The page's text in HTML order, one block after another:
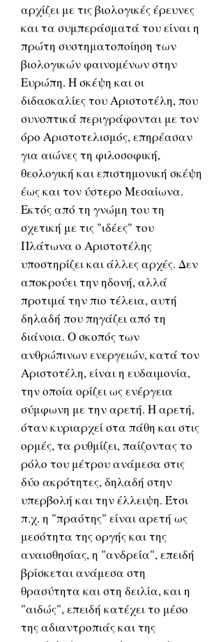
αρχίζει με τις βιολογικές έρευνες
και τα συμπεράσματά του είναι η
πρώτη συστηματοποίηση των
βιολογικών φαινομένων στην
Ευρώπη. Η σκέψη και οι
διδασκαλίες του Αριστοτέλη, που
συνοπτικά περιγράφονται με τον
όρο Αριστοτελισμός, επηρέασαν
για αιώνες τη φιλοσοφική,
θεολογική και επιστημονική σκέψη
έως και τον ύστερο Μεσαίωνα.
Εκτός από τη γνώμη του τη
σχετική με τις "ιδέες" του
Πλάτωνα ο Αριστοτέλης
υποστηρίζει και άλλες αρχές. Δεν
αποκρούει την ηδονή, αλλά
προτιμά την πιο τέλεια, αυτή
δηλαδή που πηγάζει από τη
διάνοια. Ο σκοπός των
ανθρώπινων ενεργειών, κατά τον
Αριστοτέλη, είναι η ευδαιμονία,
την οποία ορίζει ως ενέργεια
σύμφωνη με την αρετή. Η αρετή,
όταν κυριαρχεί στα πάθη και στις
ορμές, τα ρυθμίζει, παίζοντας το
ρόλο του μέτρου ανάμεσα στις
δύο ακρότητες, δηλαδή στην
υπερβολή και την έλλειψη. Έτσι
π.χ. η "πραότης" είναι αρετή ως
μεσότητα της οργής και της
αναισθησίας, η "ανδρεία", επειδή
βρίσκεται ανάμεσα στη
θρασύτητα και στη δειλία, και η
"αιδώς", επειδή κατέχει το μέσο
της αδιαντροπιάς και της